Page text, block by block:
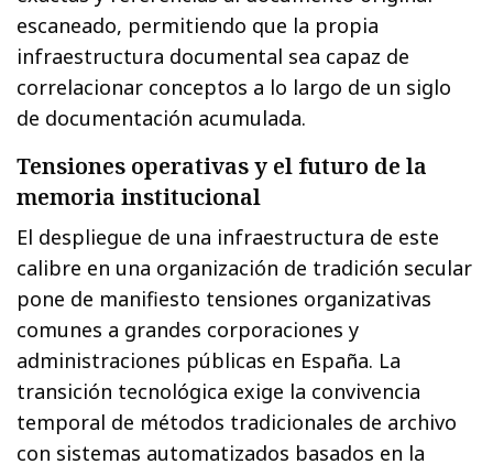
escaneado, permitiendo que la propia
infraestructura documental sea capaz de
correlacionar conceptos a lo largo de un siglo
de documentación acumulada.
Tensiones operativas y el futuro de la
memoria institucional
El despliegue de una infraestructura de este
calibre en una organización de tradición secular
pone de manifiesto tensiones organizativas
comunes a grandes corporaciones y
administraciones públicas en España. La
transición tecnológica exige la convivencia
temporal de métodos tradicionales de archivo
con sistemas automatizados basados en la